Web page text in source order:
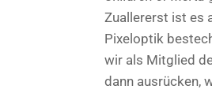
Zuallererst ist es
Pixeloptik
wir als Mitglied
dann ausrücken,